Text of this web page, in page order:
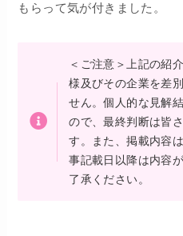
もらって気が付きました。
＜ご注意＞上記の紹
様及びその企業を差
せん。個人的な見解
ので、最終判断は皆
す。また、掲載内容
事記載日以降は内容
了承ください。